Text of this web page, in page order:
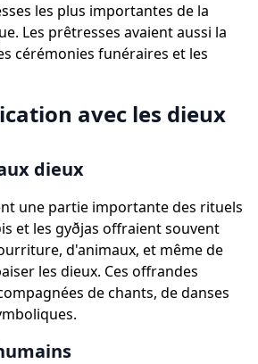
les plus importantes de la
Les prêtresses avaient aussi la
cérémonies funéraires et les
avec les dieux
dieux
une partie importante des rituels
et les gyðjas offraient souvent
d'animaux, et même de
les dieux. Ces offrandes
de chants, de danses